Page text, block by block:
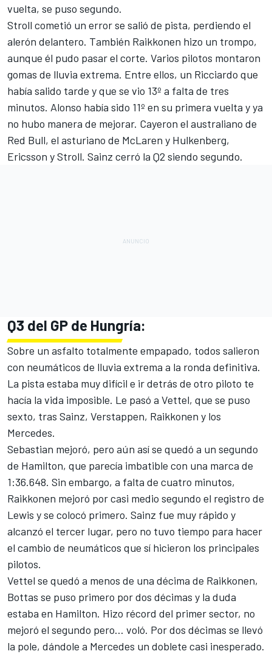
vuelta, se puso segundo.
Stroll cometió un error se salió de pista, perdiendo el
alerón delantero. También Raikkonen hizo un trompo,
aunque él pudo pasar el corte. Varios pilotos montaron
gomas de lluvia extrema. Entre ellos, un Ricciardo que
había salido tarde y que se vio 13º a falta de tres
minutos. Alonso había sido 11º en su primera vuelta y ya
no hubo manera de mejorar. Cayeron el australiano de
Red Bull, el asturiano de McLaren y Hulkenberg,
Ericsson y Stroll. Sainz cerró la Q2 siendo segundo.
Q3 del GP de Hungría:
Sobre un asfalto totalmente empapado, todos salieron
con neumáticos de lluvia extrema a la ronda definitiva.
La pista estaba muy difícil e ir detrás de otro piloto te
hacía la vida imposible. Le pasó a Vettel, que se puso
sexto, tras Sainz, Verstappen, Raikkonen y los
Mercedes.
Sebastian mejoró, pero aún así se quedó a un segundo
de Hamilton, que parecía imbatible con una marca de
1:36.648. Sin embargo, a falta de cuatro minutos,
Raikkonen mejoró por casi medio segundo el registro de
Lewis y se colocó primero. Sainz fue muy rápido y
alcanzó el tercer lugar, pero no tuvo tiempo para hacer
el cambio de neumáticos que sí hicieron los principales
pilotos.
Vettel se quedó a menos de una décima de Raikkonen,
Bottas se puso primero por dos décimas y la duda
estaba en Hamilton. Hizo récord del primer sector, no
mejoró el segundo pero... voló. Por dos décimas se llevó
la pole, dándole a Mercedes un doblete casi inesperado.